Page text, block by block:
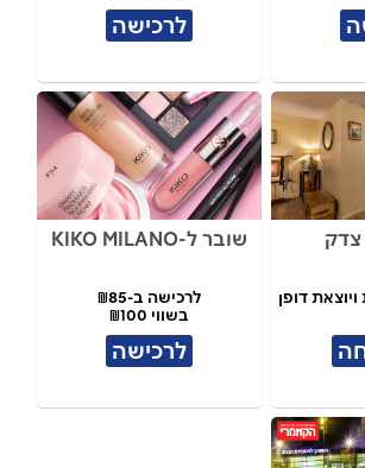
לרכישה
צדק
דופן
שובר ל-KIKO MILANO
לרכישה ב-₪85
בשווי ₪100
לרכישה